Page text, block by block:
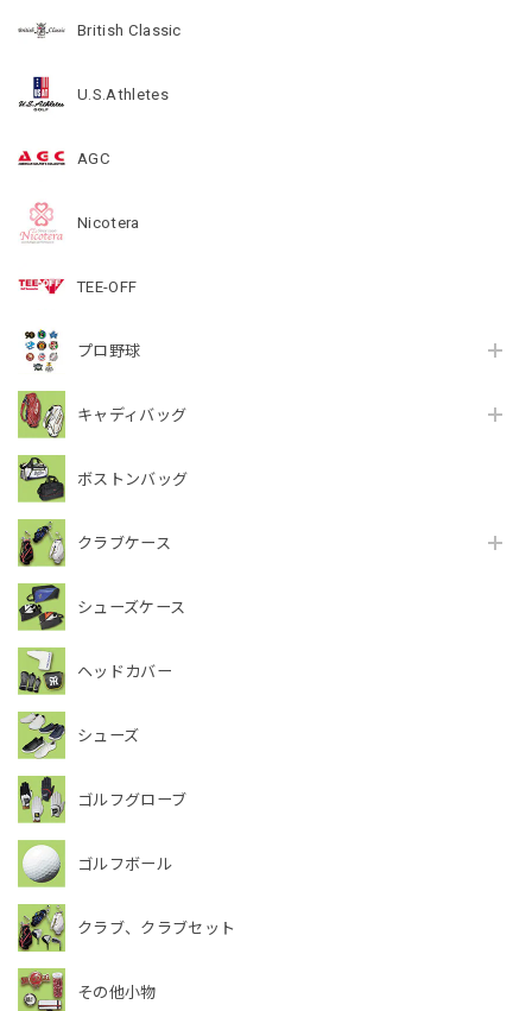
British Classic
U.S.Athletes
AGC
Nicotera
TEE-OFF
プロ野球
キャディバッグ
ボストンバッグ
クラブケース
シューズケース
ヘッドカバー
シューズ
ゴルフグローブ
ゴルフボール
クラブ、クラブセット
その他小物